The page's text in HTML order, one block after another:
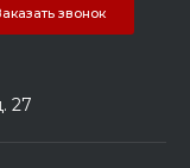
звонок
27